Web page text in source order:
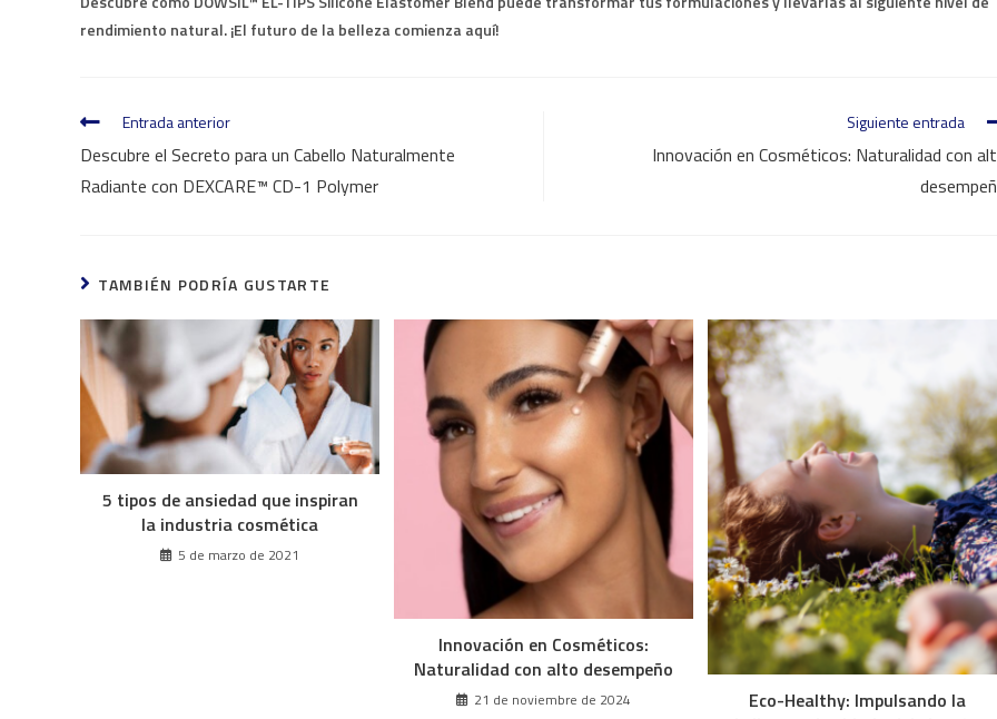
rendimiento natural. ¡El futuro de la belleza comienza aquí!
Entrada anterior
Descubre el Secreto para un Cabello Naturalmente
Radiante con DEXCARE™ CD-1 Polymer
Siguiente entrada
Innovación en Cosméticos: Naturalidad con
TAMBIÉN PODRÍA GUSTARTE
5 tipos de ansiedad que inspiran
la industria cosmética
5 de marzo de 2021
Innovación en Cosméticos:
Naturalidad con alto desempeño
21 de noviembre de 2024
Eco-Healthy: Impulsando la